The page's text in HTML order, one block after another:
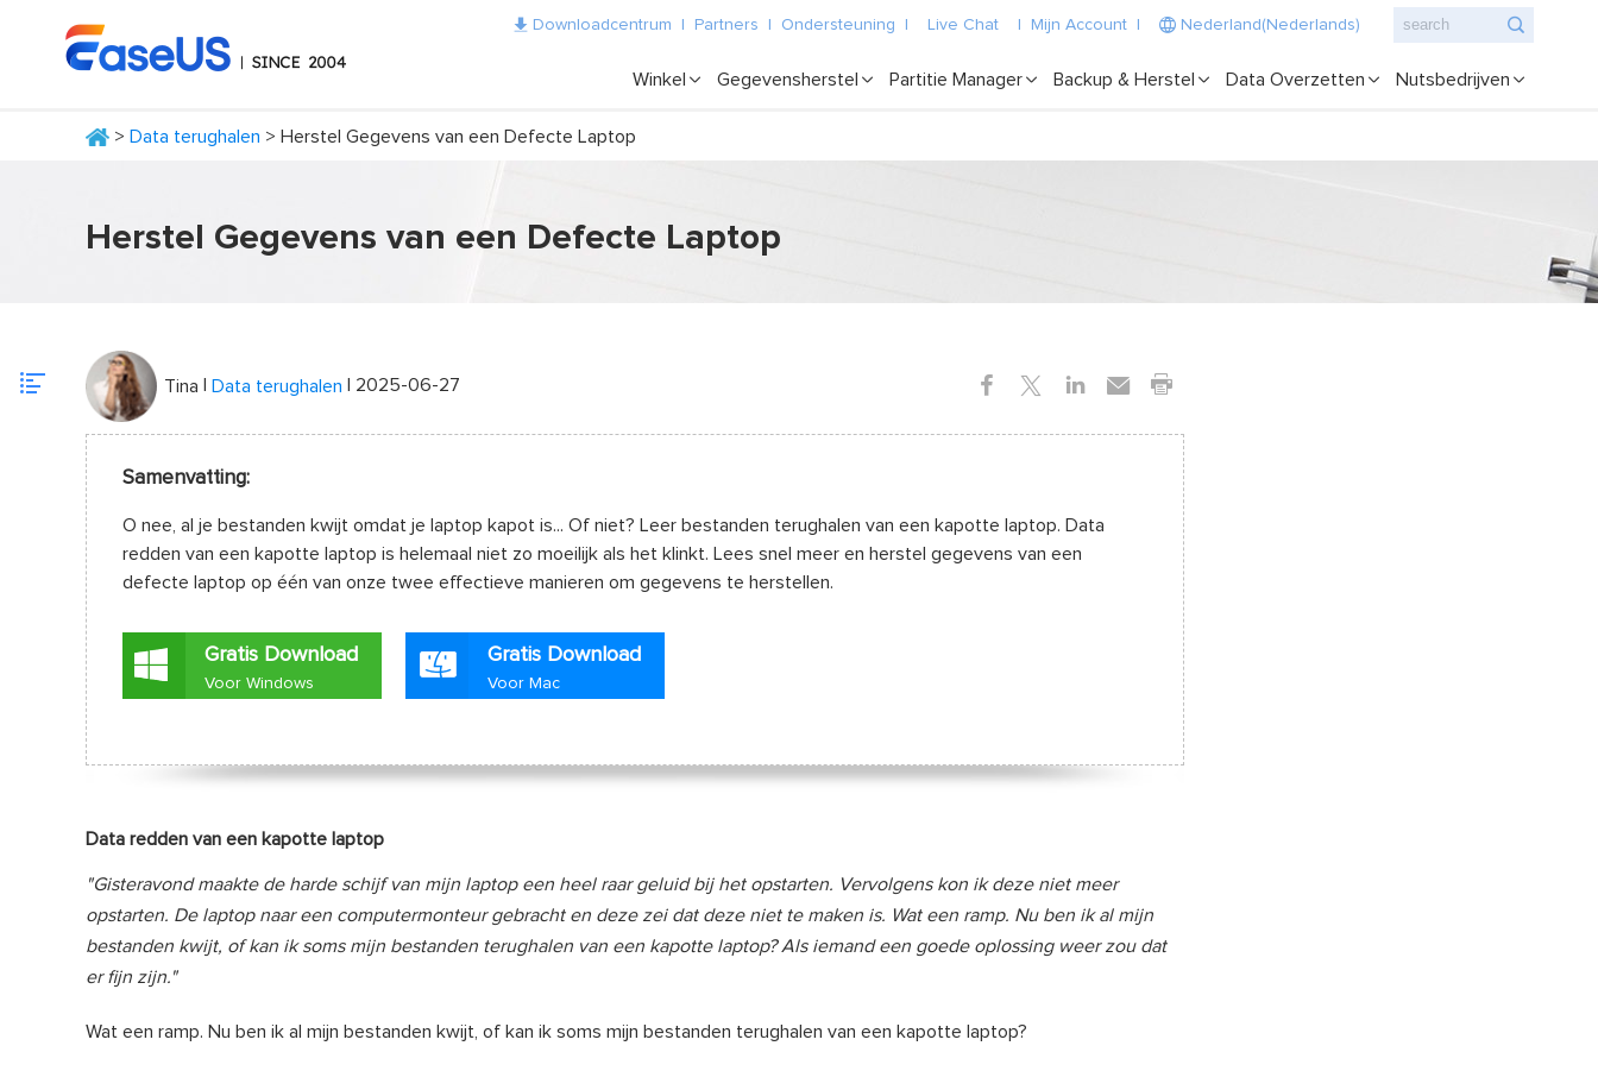
Downloadcentrum Partners Ondersteuning Live Chat Mijn Account Nederland(Nederlands)
Winkel Gegevensherstel Partitie Manager Backup & Herstel Data Overzetten Nutsbedrijven
> Data terughalen > Herstel Gegevens van een Defecte Laptop
Herstel Gegevens van een Defecte Laptop
Tina Data terughalen | 2025-06-27
Samenvatting:
O nee, al je bestanden kwijt omdat je laptop kapot is... Of niet? Leer bestanden terughalen van een kapotte laptop. Data
redden van een kapotte laptop is helemaal niet zo moeilijk als het klinkt. Lees snel meer en herstel gegevens van een
defecte laptop op één van onze twee effectieve manieren om gegevens te herstellen.
Gratis Download
Voor Windows
Gratis Download
Voor Mac
Data redden van een kapotte laptop
"Gisteravond maakte de harde schijf van mijn laptop een heel raar geluid bij het opstarten. Vervolgens kon ik deze niet meer
opstarten. De laptop naar een computermonteur gebracht en deze zei dat deze niet te maken is. Wat een ramp. Nu ben ik al mijn
bestanden kwijt, of kan ik soms mijn bestanden terughalen van een kapotte laptop? Als iemand een goede oplossing weer zou dat
er fijn zijn."
Wat een ramp. Nu ben ik al mijn bestanden kwijt, of kan ik soms mijn bestanden terughalen van een kapotte laptop?